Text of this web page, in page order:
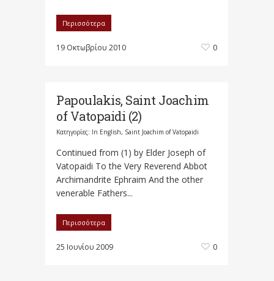
Περισσότερα
19 Οκτωβρίου 2010 0
Papoulakis, Saint Joachim
of Vatopaidi (2)
Κατηγορίες: In English, Saint Joachim of Vatopaidi
Continued from (1) by Elder Joseph οf
Vatopaidi To the Very Reverend Abbot
Archimandrite Εphraim And the other
venerable Fathers...
Περισσότερα
25 Ιουνίου 2009 0